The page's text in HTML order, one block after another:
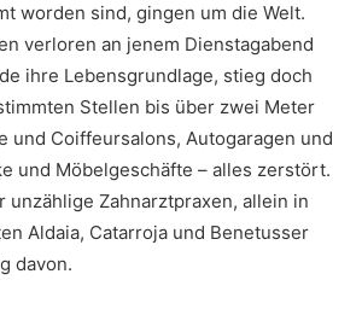
worden sind, gingen um die Welt.
verloren an jenem Dienstagabend
ihre Lebensgrundlage, stieg doch
Stellen bis über zwei Meter
und Coiffeursalons, Autogaragen und
und Möbelgeschäfte – alles zerstört.
unzählige Zahnarztpraxen, allein in
Aldaia, Catarroja und Benetusser
davon.